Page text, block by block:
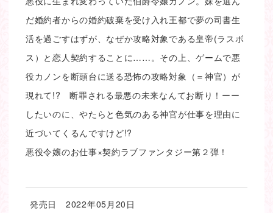
だ婚約者からの婚約破棄を受け入れ王都で夢の司書生
活を過ごすはずが、なぜか攻略対象である皇帝(ラスボ
ス）と恋人契約することに……。その上、ゲームで悪
役カノンを断頭台に送る恐怖の攻略対象（＝神官）が
現れて!? 断罪される最悪の未来なんてお断り！ーー
したいのに、やたらと色気のある神官が仕事を理由に
近づいてくるんですけど!?
悪役令嬢のお仕事×契約ラブファンタジー第２弾！
発売日
2022年05月20日